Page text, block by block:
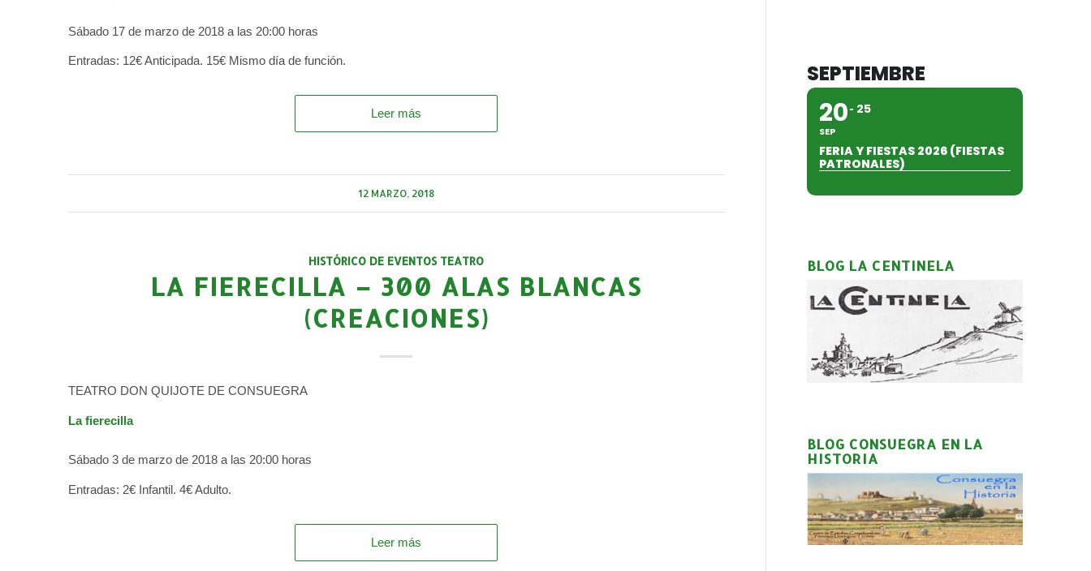
Sábado 17 de marzo de 2018 a las 20:00 horas
Entradas: 12€ Anticipada. 15€ Mismo día de función.
Leer más
12 MARZO, 2018
HISTÓRICO DE EVENTOS TEATRO
LA FIERECILLA – 300 ALAS BLANCAS
(CREACIONES)
TEATRO DON QUIJOTE DE CONSUEGRA
La fierecilla
Sábado 3 de marzo de 2018 a las 20:00 horas
Entradas: 2€ Infantil. 4€ Adulto.
Leer más
SEPTIEMBRE
20
SEP
25
FERIA Y FIESTAS 2026 (FIESTAS
PATRONALES)
BLOG LA CENTINELA
BLOG CONSUEGRA EN LA
HISTORIA